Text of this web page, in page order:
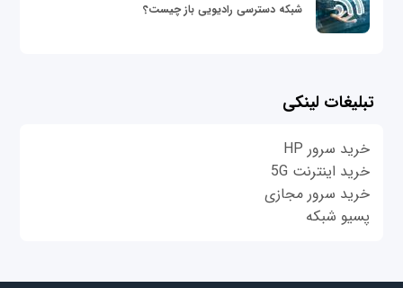
شبکه دسترسی رادیویی باز چیست؟
تبلیغات لینکی
خرید سرور HP
خرید اینترنت 5G
خرید سرور مجازی
پسیو شبکه